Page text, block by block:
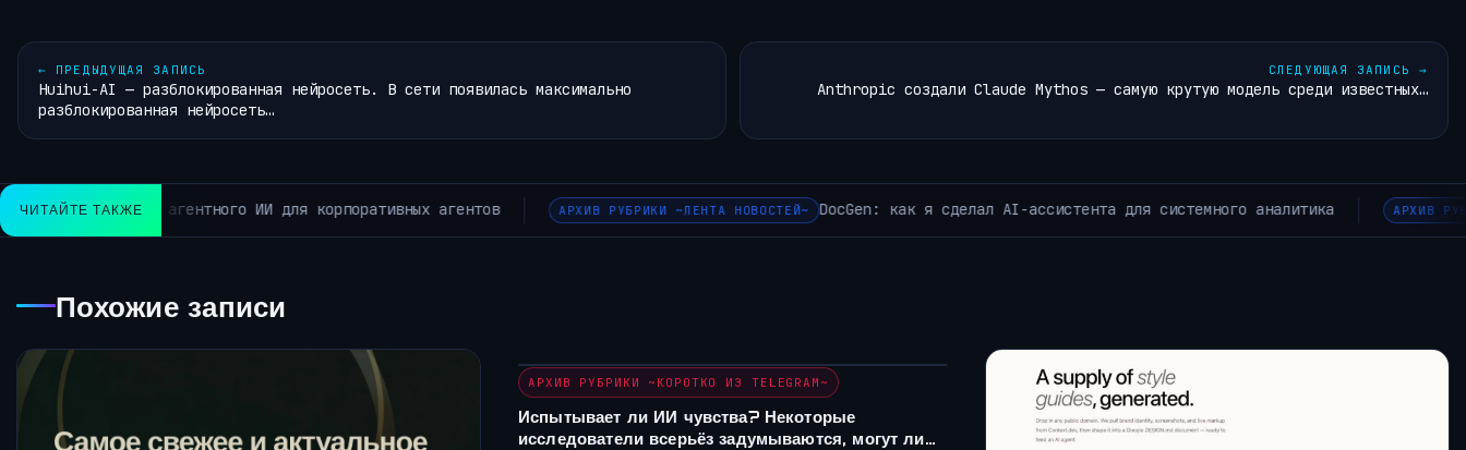
← ПРЕДЫДУЩАЯ ЗАПИСЬ
Huihui-AI — разблокированная нейросеть. В сети появилась максимально
разблокированная нейросеть…
СЛЕДУЮЩАЯ ЗАПИСЬ →
Anthropic создали Claude Mythos — самую крутую модель среди известных…
ЧИТАЙТЕ ТАКЖЕ
~ЛЕНТА НОВОСТЕЙ~ DocGen: как я сделал AI-ассистента для системного аналитика АРХИВ РУБРИКИ ~ЛЕНТА НОВОСТЕЙ~ Число подтвержденных жертв лихорадки Эбола в
Похожие записи
АРХИВ РУБРИКИ ~КОРОТКО ИЗ TELEGRAM~
Испытывает ли ИИ чувства? Некоторые
исследователи всерьёз задумываются, могут ли…